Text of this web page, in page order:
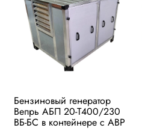
Бензиновый генератор
Вепрь АБП 20-Т400/230
ВБ-БС в контейнере с АВР